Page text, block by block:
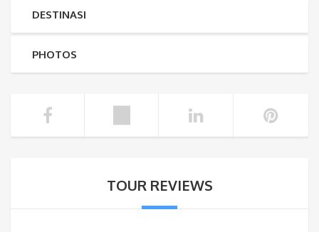
DESTINASI
PHOTOS
TOUR REVIEWS